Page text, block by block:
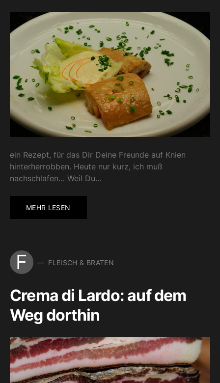
ein Rezept, für das Dir Deine Freunde auf Knien
hinterherrobben. Heute nur kurz, ich muß
nachschlafen… Weil Du…
MEHR LESEN
F FLEISCH & BRATEN
Crema di Lardo: auf dem
Weg dorthin